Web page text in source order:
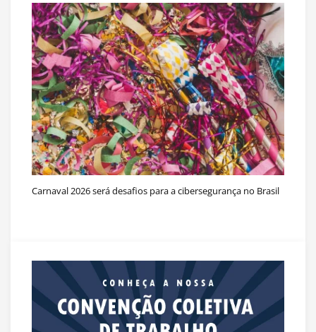
Carnaval 2026 será desafios para a cibersegurança no Brasil